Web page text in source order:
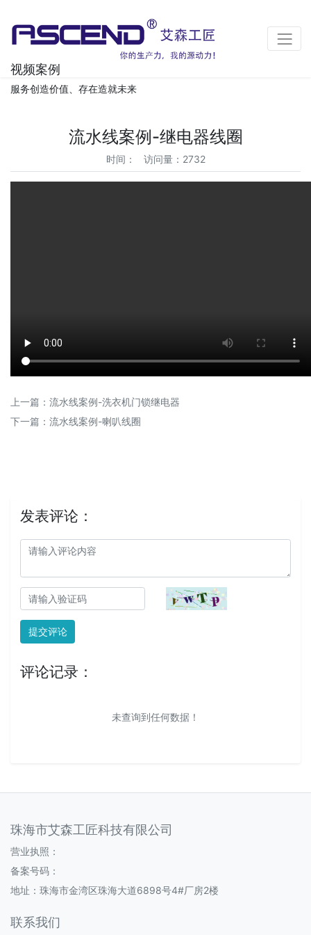
视频案例
服务创造价值、存在造就未来
流水线案例-继电器线圈
时间： 访问量：2732
上一篇： 流水线案例-洗衣机门锁继电器
下一篇： 流水线案例-喇叭线圈
发表评论：
提交评论
评论记录：
未查询到任何数据！
珠海市艾森工匠科技有限公司
营业执照：
备案号码：
地址：珠海市金湾区珠海大道6898号4#厂房2楼
联系我们